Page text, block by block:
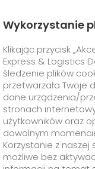
GO! Express
GO!Usługi
GO!Smart
Rozwiązania
GO!Life Science
Transport
GO! Food
Usługi Dodatkowe
Specjalne
Stacje GO!
Twoja stacja
Wykorzystanie
Klikając przycisk
Express & Logistics
śledzenie plików
przetwarzała Twoje
dane urządzenia/
stronach
użytkowników oraz
dowolnym
Korzystanie z
możliwe bez